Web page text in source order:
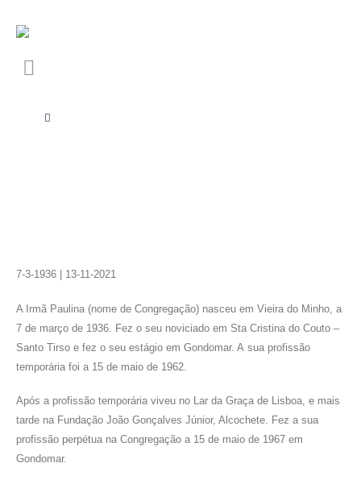
7-3-1936 | 13-11-2021
A Irmã Paulina (nome de Congregação) nasceu em Vieira do Minho, a
7 de março de 1936. Fez o seu noviciado em Sta Cristina do Couto –
Santo Tirso e fez o seu estágio em Gondomar. A sua profissão
temporária foi a 15 de maio de 1962.
Após a profissão temporária viveu no Lar da Graça de Lisboa, e mais
tarde na Fundação João Gonçalves Júnior, Alcochete. Fez a sua
profissão perpétua na Congregação a 15 de maio de 1967 em
Gondomar.